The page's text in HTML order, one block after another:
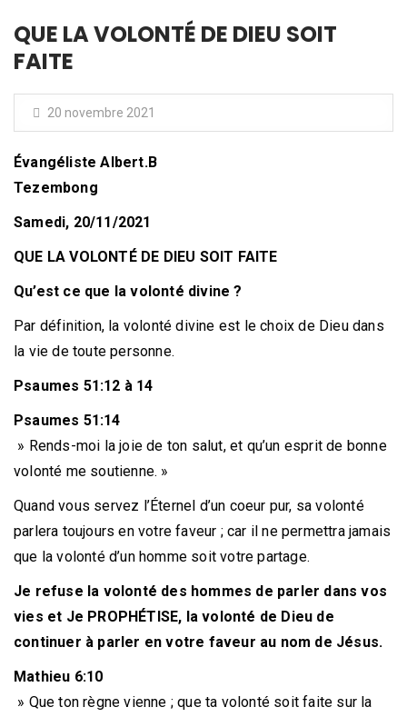
QUE LA VOLONTÉ DE DIEU SOIT
FAITE
20 novembre 2021
Évangéliste Albert.B
Tezembong
Samedi, 20/11/2021
QUE LA VOLONTÉ DE DIEU SOIT FAITE
Qu’est ce que la volonté divine ?
Par définition, la volonté divine est le choix de Dieu dans
la vie de toute personne.
Psaumes 51:12 à 14
Psaumes 51:14
» Rends-moi la joie de ton salut, et qu’un esprit de bonne
volonté me soutienne. »
Quand vous servez l’Éternel d’un coeur pur, sa volonté
parlera toujours en votre faveur ; car il ne permettra jamais
que la volonté d’un homme soit votre partage.
Je refuse la volonté des hommes de parler dans vos
vies et Je PROPHÉTISE, la volonté de Dieu de
continuer à parler en votre faveur au nom de Jésus.
Mathieu 6:10
» Que ton règne vienne ; que ta volonté soit faite sur la